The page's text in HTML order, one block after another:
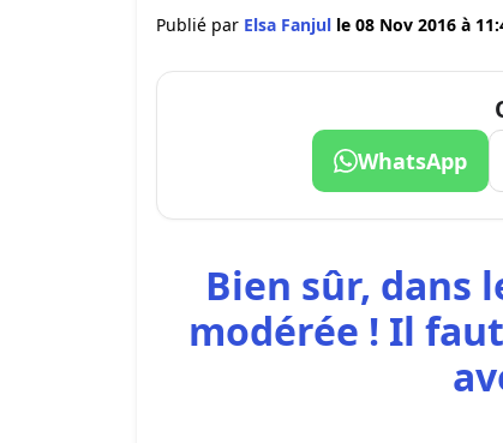
Publié par Elsa Fanjul le 08 Nov 2016 à
WhatsApp
Bien sûr, dans
modérée ! Il